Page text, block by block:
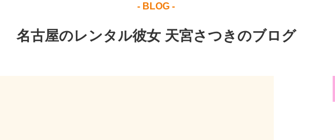
- BLOG -
名古屋のレンタル彼女 天宮さつきのブログ